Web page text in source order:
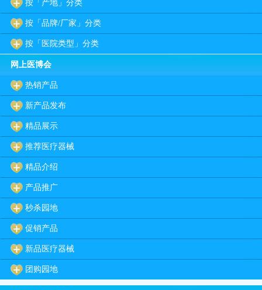
按「产地」分类
按「品牌/厂家」分类
按「医院类型」分类
网上医博会
热销产品
新产品发布
精品展示
推荐医疗器械
精品介绍
产品推广
秒杀园地
促销产品
新品医疗器械
团购园地